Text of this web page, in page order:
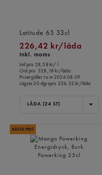
Latitude 65 33cl
226,42 kr/låda
Inkl. moms
Jmf.pris 28,58 kr/ l
Ord.pris 328,18 kr/låda
Priset gäller t.o.m 2026.08.09
Lägsta 30-dgrspris 226,32 kr/låda
LÅDA (24 ST)